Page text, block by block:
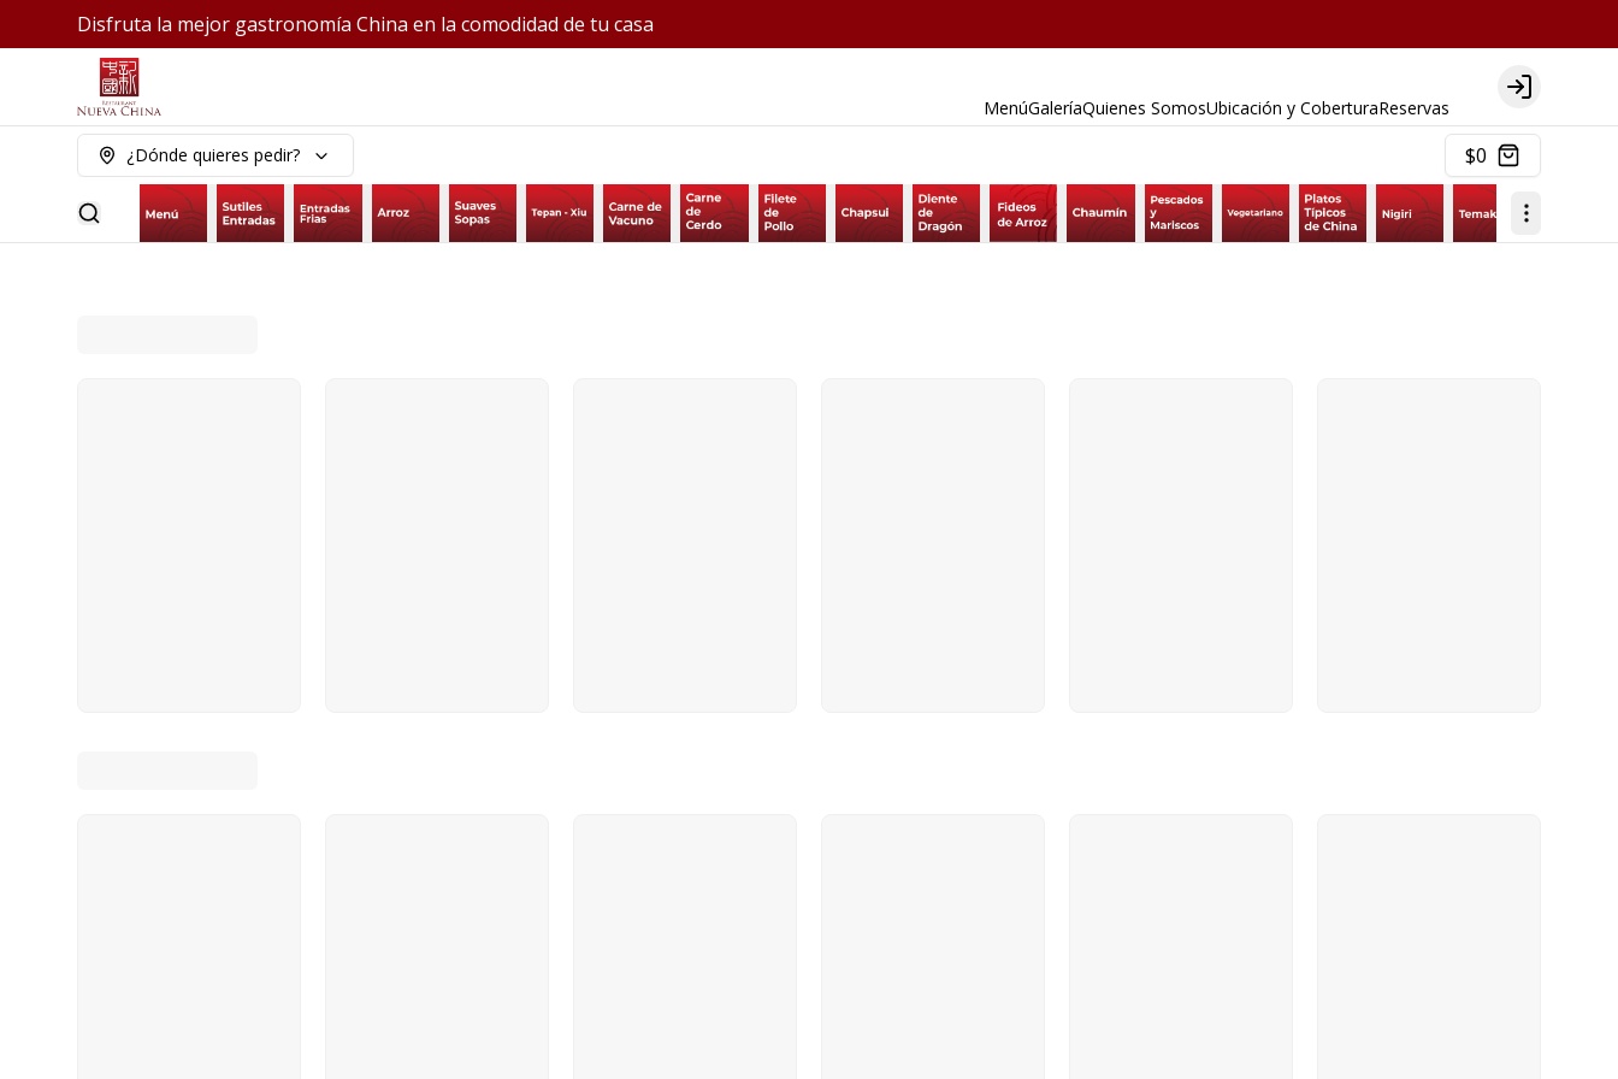
Disfruta la mejor gastronomía China en la comodidad de tu casa
MenúGaleríaQuienes SomosUbicación y CoberturaReservas Login
¿Dónde quieres pedir? $0